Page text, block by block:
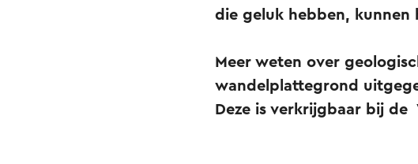
die geluk hebben, kunnen
Meer weten over
wandelplattegrond
Deze is verkrijgbaar bij de